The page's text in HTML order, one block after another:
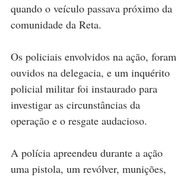
quando o veículo passava próximo da
comunidade da Reta.
Os policiais envolvidos na ação, foram
ouvidos na delegacia, e um inquérito
policial militar foi instaurado para
investigar as circunstâncias da
operação e o resgate audacioso.
A polícia apreendeu durante a ação
uma pistola, um revólver, munições,